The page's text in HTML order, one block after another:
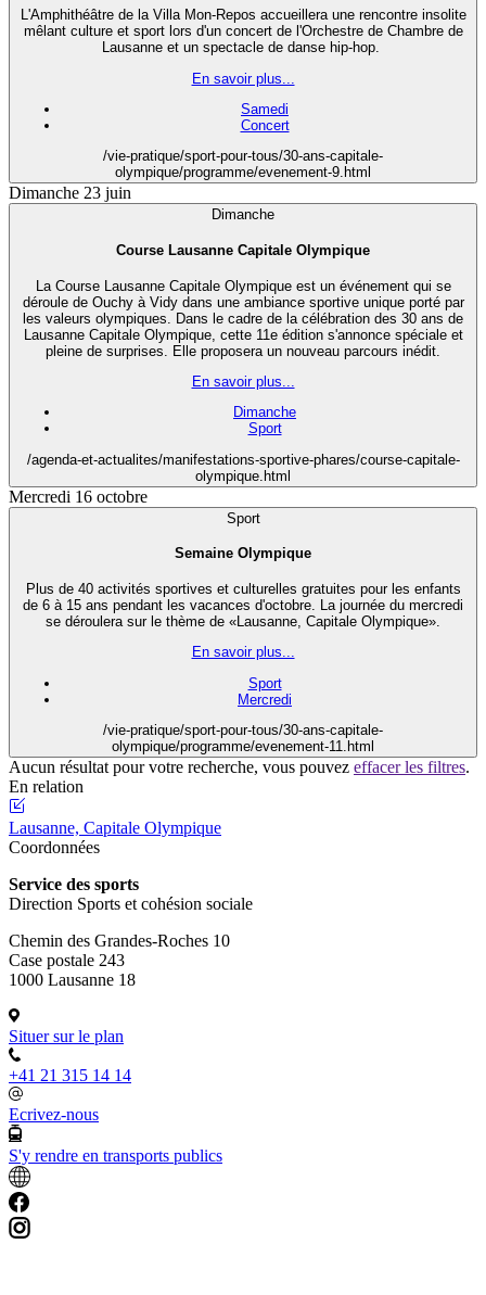
L'Amphithéâtre de la Villa Mon-Repos accueillera une rencontre insolite
mêlant culture et sport lors d'un concert de l'Orchestre de Chambre de
Lausanne et un spectacle de danse hip-hop.
En savoir plus...
Samedi
Concert
/vie-pratique/sport-pour-tous/30-ans-capitale-
olympique/programme/evenement-9.html
Dimanche 23 juin
Dimanche
Course Lausanne Capitale Olympique
La Course Lausanne Capitale Olympique est un événement qui se
déroule de Ouchy à Vidy dans une ambiance sportive unique porté par
les valeurs olympiques. Dans le cadre de la célébration des 30 ans de
Lausanne Capitale Olympique, cette 11e édition s'annonce spéciale et
pleine de surprises. Elle proposera un nouveau parcours inédit.
En savoir plus...
Dimanche
Sport
/agenda-et-actualites/manifestations-sportive-phares/course-capitale-
olympique.html
Mercredi 16 octobre
Sport
Semaine Olympique
Plus de 40 activités sportives et culturelles gratuites pour les enfants
de 6 à 15 ans pendant les vacances d'octobre. La journée du mercredi
se déroulera sur le thème de «Lausanne, Capitale Olympique».
En savoir plus...
Sport
Mercredi
/vie-pratique/sport-pour-tous/30-ans-capitale-
olympique/programme/evenement-11.html
Aucun résultat pour votre recherche, vous pouvez effacer les filtres.
En relation
Lausanne, Capitale Olympique
Coordonnées
Service des sports
Direction Sports et cohésion sociale
Chemin des Grandes-Roches 10
Case postale 243
1000 Lausanne 18
Situer sur le plan
+41 21 315 14 14
Ecrivez-nous
S'y rendre en transports publics